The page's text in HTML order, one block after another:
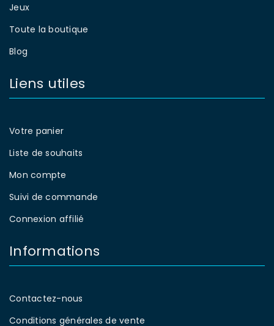
Jeux
Toute la boutique
Blog
Liens utiles
Votre panier
Liste de souhaits
Mon compte
Suivi de commande
Connexion affilié
Informations
Contactez-nous
Conditions générales de vente